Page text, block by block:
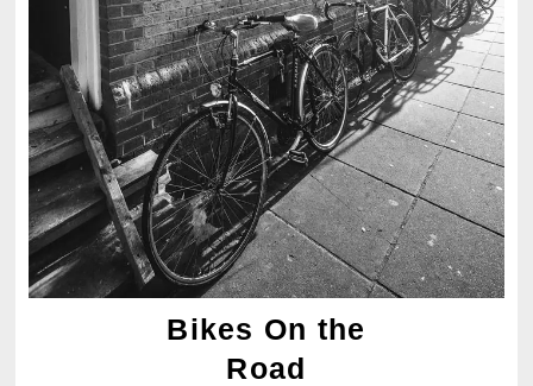
Bikes On the
Road